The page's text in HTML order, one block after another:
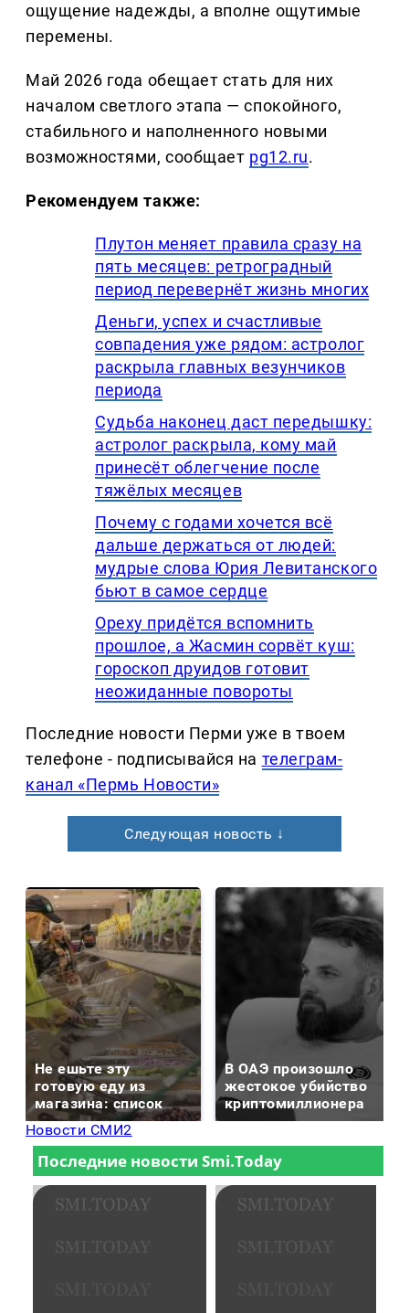
ощущение надежды, а вполне ощутимые
перемены.
Май 2026 года обещает стать для них
началом светлого этапа — спокойного,
стабильного и наполненного новыми
возможностями, сообщает pg12.ru.
Рекомендуем также:
Плутон меняет правила сразу на
пять месяцев: ретроградный
период перевернёт жизнь многих
Деньги, успех и счастливые
совпадения уже рядом: астролог
раскрыла главных везунчиков
периода
Судьба наконец даст передышку:
астролог раскрыла, кому май
принесёт облегчение после
тяжёлых месяцев
Почему с годами хочется всё
дальше держаться от людей:
мудрые слова Юрия Левитанского
бьют в самое сердце
Ореху придётся вспомнить
прошлое, а Жасмин сорвёт куш:
гороскоп друидов готовит
неожиданные повороты
Последние новости Перми уже в твоем
телефоне - подписывайся на телеграм-
канал «Пермь Новости»
Следующая новость ↓
Не ешьте эту
готовую еду из
магазина: список
В ОАЭ произошло
жестокое убийство
криптомиллионера
Новости СМИ2